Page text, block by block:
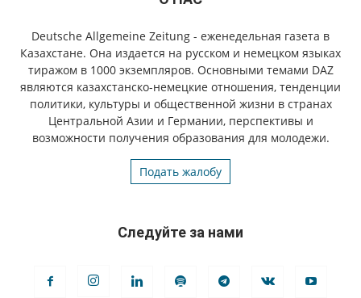
Deutsche Allgemeine Zeitung - еженедельная газета в
Казахстане. Она издается на русском и немецком языках
тиражом в 1000 экземпляров. Основными темами DAZ
являются казахстанско-немецкие отношения, тенденции
политики, культуры и общественной жизни в странах
Центральной Азии и Германии, перспективы и
возможности получения образования для молодежи.
Подать жалобу
Следуйте за нами